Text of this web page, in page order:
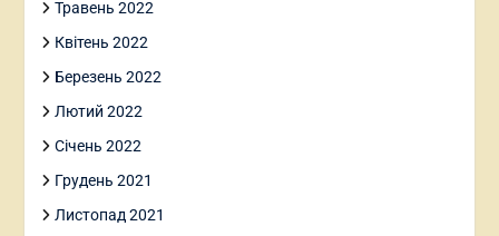
Травень 2022
Квітень 2022
Березень 2022
Лютий 2022
Січень 2022
Грудень 2021
Листопад 2021